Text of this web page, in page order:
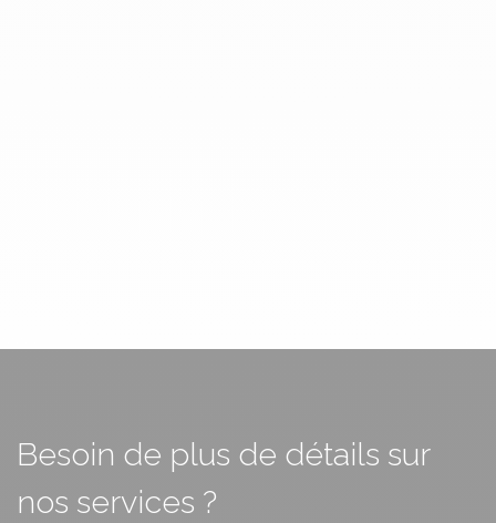
Besoin de plus de détails sur
nos services ?